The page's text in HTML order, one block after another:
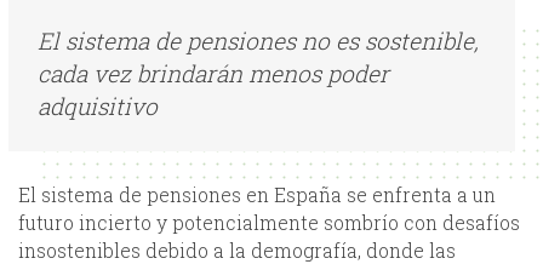
El sistema de pensiones no es sostenible,
cada vez brindarán menos poder
adquisitivo
El sistema de pensiones en España se enfrenta a un
futuro incierto y potencialmente sombrío con desafíos
insostenibles debido a la demografía, donde las